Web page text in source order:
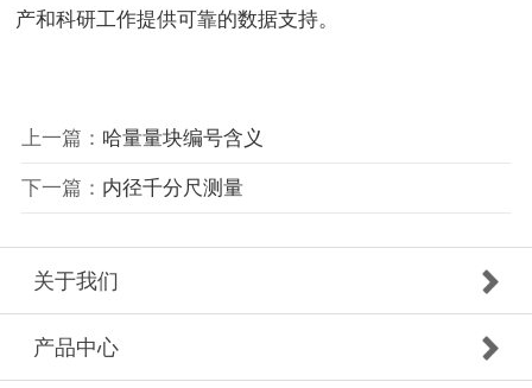
产和科研工作提供可靠的数据支持。
上一篇： 哈量量块编号含义
下一篇： 内径千分尺测量
关于我们
产品中心